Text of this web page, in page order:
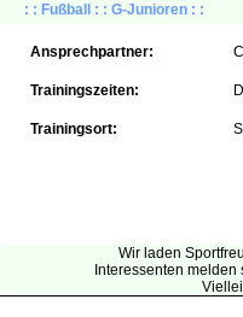
: : Fußball : : G-Junioren : :
Ansprechpartner:
Trainingszeiten:
Trainingsort:
Wir laden
Interessenten